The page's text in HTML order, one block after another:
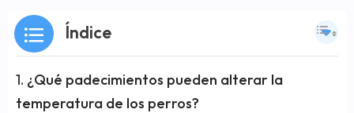
Índice
¿Qué padecimientos pueden alterar la
temperatura de los perros?